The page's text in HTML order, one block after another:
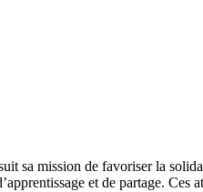
sa mission de favoriser la
et de partage. Ces